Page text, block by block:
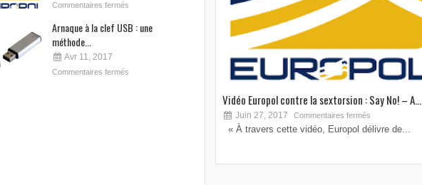
Commentaires fermés
Arnaque à la clef USB : une
méthode...
Avr 11, 2017
Commentaires fermés
Vidéo Europol contre la sextorsion : Say No! – A...
Juin 27, 2017 Commentaires fermés
« À travers cette vidéo, Europol délivre de...